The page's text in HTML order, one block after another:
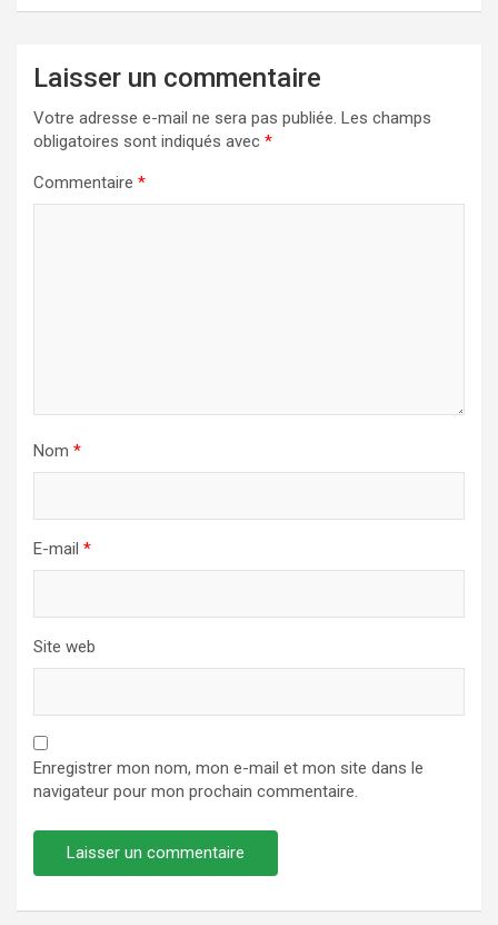
Laisser un commentaire
Votre adresse e-mail ne sera pas publiée. Les champs
obligatoires sont indiqués avec *
Commentaire *
Nom *
E-mail *
Site web
Enregistrer mon nom, mon e-mail et mon site dans le
navigateur pour mon prochain commentaire.